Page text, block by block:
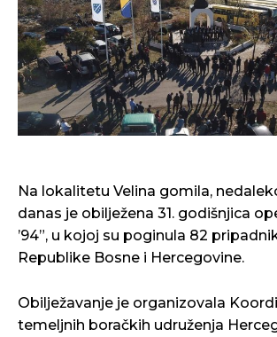
Na lokalitetu Velina gomila,
danas je obilježena 31. godišnjica
’94”, u kojoj su poginula 82
Republike Bosne i Hercegovine.
Obilježavanje je organizovala
temeljnih boračkih udruženja